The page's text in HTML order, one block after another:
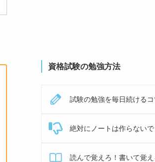
資格試験の勉強方法
試験の勉強を毎日続けるコ
絶対にノートは作らないで
読んで覚えろ！書いて覚え